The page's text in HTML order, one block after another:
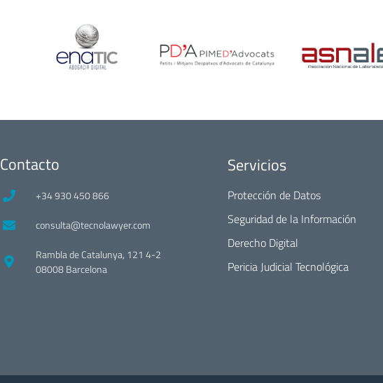
Contacto
+34 930 450 866
consulta@tecnolawyer.com
Rambla de Catalunya, 121 4-2
08008 Barcelona
Servicios
Protección de Datos
Seguridad de la Información
Derecho Digital
Pericia Judicial Tecnológica